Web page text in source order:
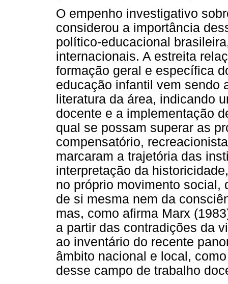
O empenho investigativo
considerou a importância
político-educacional
internacionais. A estreita
formação geral e específica
educação infantil vem sendo
literatura da área, indicando
docente e a implementação
qual se possam superar as
compensatório,
marcaram a trajetória das
interpretação da
no próprio movimento social,
de si mesma nem da
mas, como afirma Marx
a partir das contradições da
ao inventário do recente
âmbito nacional e local,
desse campo de trabalho